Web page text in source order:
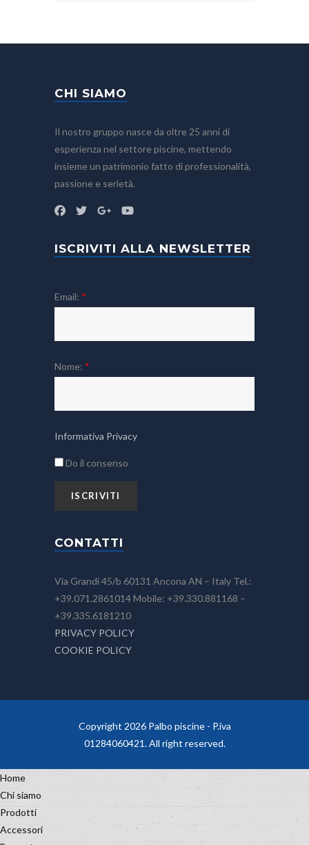
CHI SIAMO
Il nostro gruppo nasce da oltre 25 anni di
esperienza nel settore piscine, mettendo
insieme un patrimonio fatto di professionalità,
passione e serietà.
ISCRIVITI ALLA NEWSLETTER
Email: *
Nome: *
Informativa Privacy
Do il consenso
CONTATTI
Via Grandi 45/b 60131 Ancona AN – Italy Tel.:
+39.071.2861014 Mobile: +39.330.881168 –
+39.335.6181210
PRIVACY POLICY
COOKIE POLICY
Copyright 2026 Palbo piscine - P.iva
01284060421. All right reserved.
Home
Chi siamo
Prodotti
Accessori